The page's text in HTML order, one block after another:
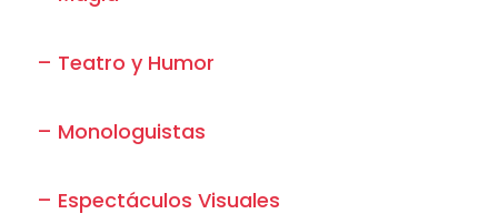
– Teatro y Humor
– Monologuistas
– Espectáculos Visuales